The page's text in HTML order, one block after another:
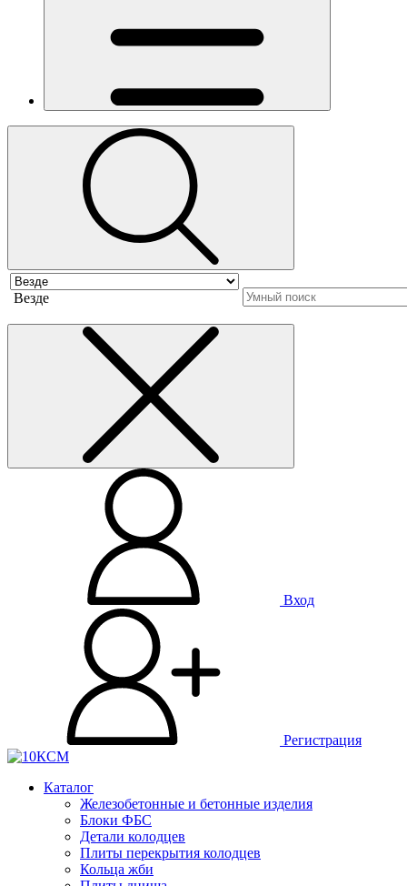
Везде
Вход
Регистрация
Каталог
Железобетонные и бетонные изделия
Блоки ФБС
Детали колодцев
Плиты перекрытия колодцев
Кольца жби